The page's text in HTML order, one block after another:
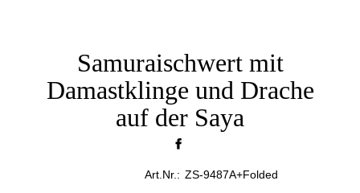
Samuraischwert mit
Damastklinge und Drache
auf der Saya
Art.Nr.: ZS-9487A+Folded